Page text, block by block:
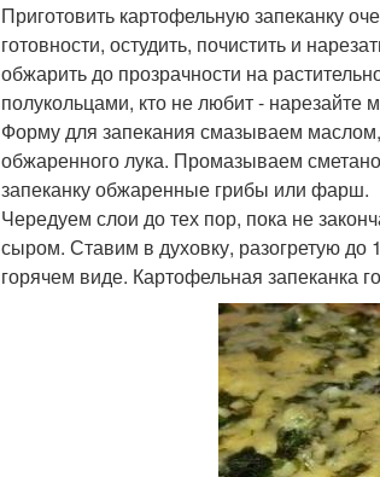
Приготовить картофельную запеканку
готовности, остудить, почистить и
обжарить до прозрачности на
полукольцами, кто не любит - нарезайте
Форму для запекания смазываем
обжаренного лука. Промазываем
запеканку обжаренные грибы или фарш.
Чередуем слои до тех пор, пока не
сыром. Ставим в духовку, разогретую до
горячем виде. Картофельная запеканка